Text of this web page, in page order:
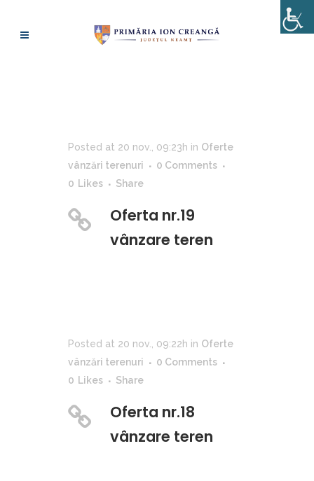
Posted at 20 nov., 09:23h in Oferte
vânzări terenuri
0 Comments
0 Likes Share
Oferta nr.19
vânzare teren
Posted at 20 nov., 09:22h in Oferte
vânzări terenuri
0 Comments
0 Likes Share
Oferta nr.18
vânzare teren